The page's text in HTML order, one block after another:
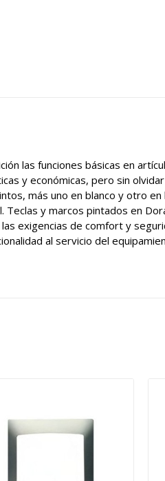
las funciones básicas en
y económicas, pero sin
más uno en blanco y otro
y marcos pintados en
exigencias de comfort y
al servicio del